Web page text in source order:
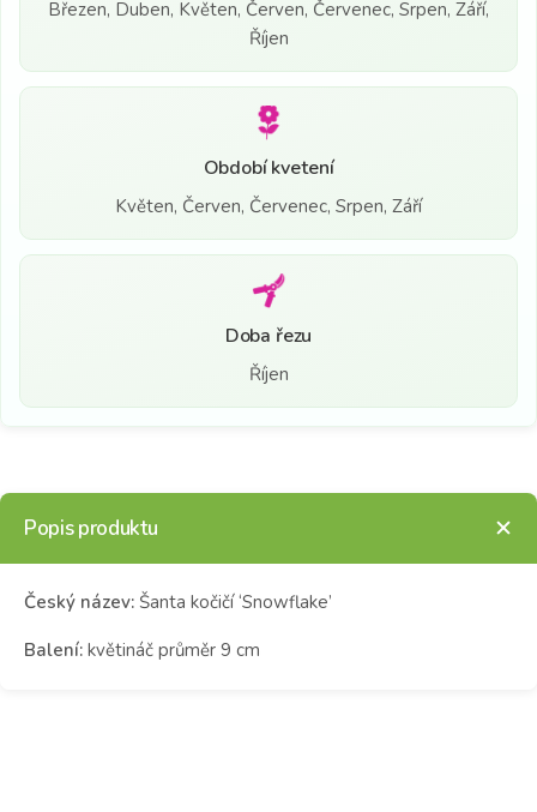
Březen, Duben, Květen, Červen, Červenec, Srpen, Září,
Říjen
Období kvetení
Květen, Červen, Červenec, Srpen, Září
Doba řezu
Říjen
Popis produktu
Český název: Šanta kočičí ‘Snowflake’
Balení: květináč průměr 9 cm